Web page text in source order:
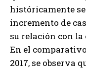
históricamente
incremento de
su relación con la
En el
2017, se observa